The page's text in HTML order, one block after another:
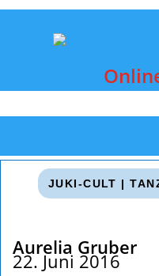
JUKI-CULT |
Aurelia Gruber
22. Juni 2016